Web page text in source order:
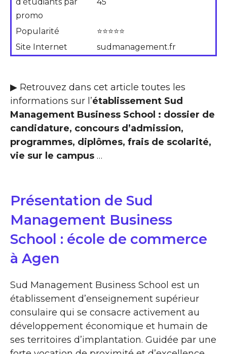
promo
Popularité
⭐⭐⭐⭐⭐
Site Internet
sudmanagement.fr
▶ Retrouvez dans cet article toutes les
informations sur l’établissement Sud
Management Business School : dossier de
candidature, concours d’admission,
programmes, diplômes, frais de scolarité,
vie sur le campus …
Présentation de Sud
Management Business
School : école de commerce
à Agen
Sud Management Business School est un
établissement d’enseignement supérieur
consulaire qui se consacre activement au
développement économique et humain de
ses territoires d’implantation. Guidée par une